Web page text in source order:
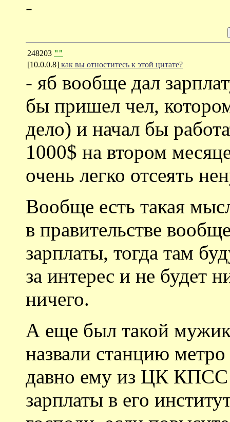
-
248203 ""
[10.0.0.8] как вы отноститесь к этой цитате?
- яб вообще дал
бы пришел чел,
дело) и начал бы
1000$ на втором
очень легко отсеять
Вообще есть такая
в правительстве
зарплаты, тогда там
за интерес и не будет
ничего.
А еще был такой
назвали станцию метро
давно ему из ЦК КПСС
зарплаты в его